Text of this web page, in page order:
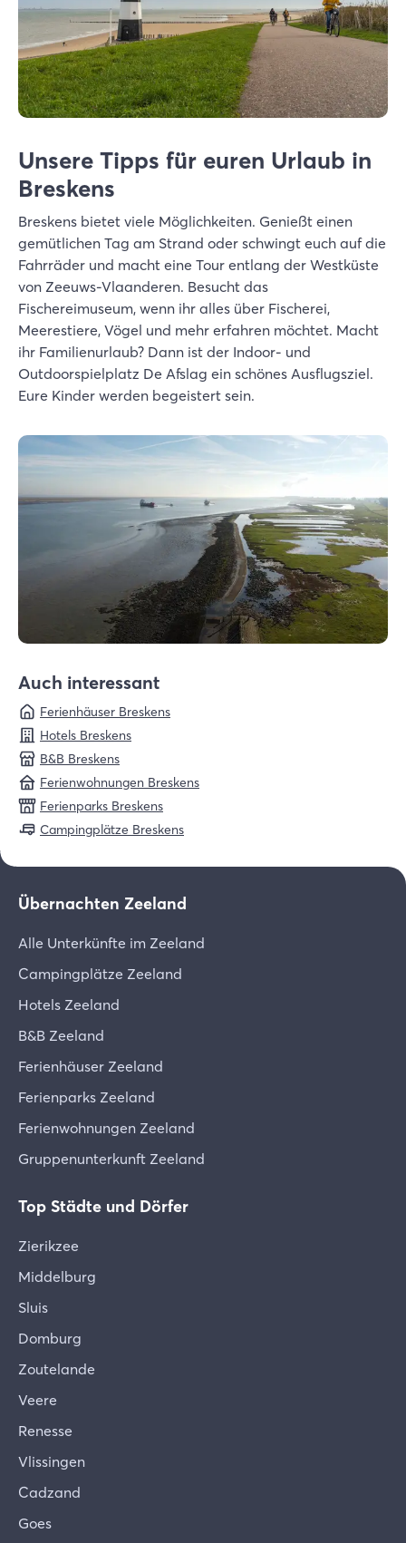
Unsere Tipps für euren Urlaub in
Breskens
Breskens bietet viele Möglichkeiten. Genießt einen
gemütlichen Tag am Strand oder schwingt euch auf die
Fahrräder und macht eine Tour entlang der Westküste
von Zeeuws-Vlaanderen. Besucht das
Fischereimuseum, wenn ihr alles über Fischerei,
Meerestiere, Vögel und mehr erfahren möchtet. Macht
ihr Familienurlaub? Dann ist der Indoor- und
Outdoorspielplatz De Afslag ein schönes Ausflugsziel.
Eure Kinder werden begeistert sein.
Auch interessant
Ferienhäuser Breskens
Hotels Breskens
B&B Breskens
Ferienwohnungen Breskens
Ferienparks Breskens
Campingplätze Breskens
Übernachten Zeeland
Alle Unterkünfte im Zeeland
Campingplätze Zeeland
Hotels Zeeland
B&B Zeeland
Ferienhäuser Zeeland
Ferienparks Zeeland
Ferienwohnungen Zeeland
Gruppenunterkunft Zeeland
Top Städte und Dörfer
Zierikzee
Middelburg
Sluis
Domburg
Zoutelande
Veere
Renesse
Vlissingen
Cadzand
Goes